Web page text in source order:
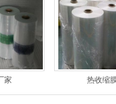
家 热收缩